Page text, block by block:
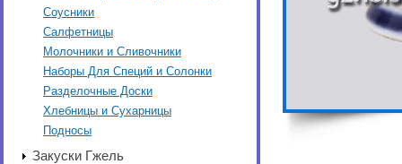
Соусники
Салфетницы
Молочники и Сливочники
Наборы Для Специй и Солонки
Разделочные Доски
Хлебницы и Сухарницы
Подносы
Закуски Гжель